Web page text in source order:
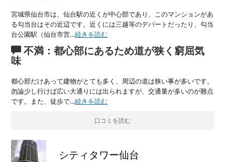
宮城県仙台市は、仙台駅の近くが中心部であり、このマンションがあ
る勾当台はその近辺です。近くには三越等のデパートだったり、勾当
台公園駅（仙台市営…続きを読む
不満：都心部にあるため道が狭く窮屈気
味
都心部だけあって建物がとても多く、周辺の道は狭い事が多いです。
勿論少し行けば広い大通りには出られますが、交通量が多いのが難点
です。また、徒歩で…続きを読む
口コミを読む
シティタワー仙台